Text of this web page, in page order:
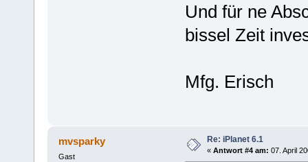
Und für ne
bissel Zeit
Mfg. Erisch
mvsparky
Gast
Re: iPlanet 6.1
« Antwort #4 am: 07. April